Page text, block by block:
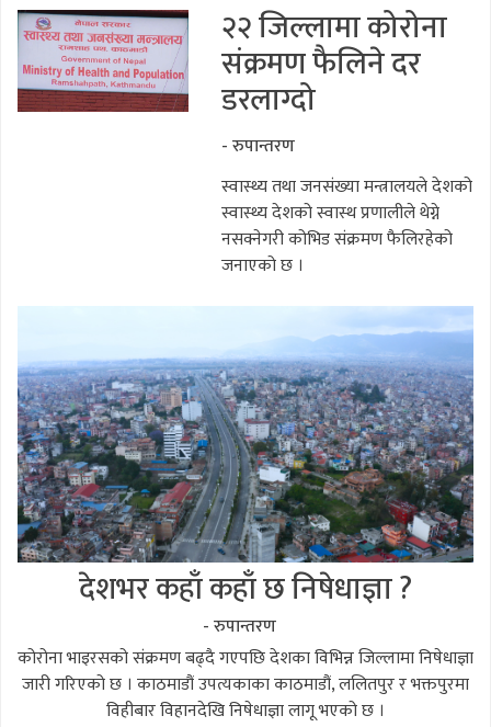
२२ जिल्लामा कोरोना
संक्रमण फैलिने दर
डरलाग्दो
- रुपान्तरण
स्वास्थ्य तथा जनसंख्या मन्त्रालयले देशको
स्वास्थ्य देशको स्वास्थ प्रणालीले थेग्ने
नसक्नेगरी कोभिड संक्रमण फैलिरहेको
जनाएको छ ।
देशभर कहाँ कहाँ छ निषेधाज्ञा ?
- रुपान्तरण
कोरोना भाइरसको संक्रमण बढ्दै गएपछि देशका विभिन्न जिल्लामा निषेधाज्ञा
जारी गरिएको छ । काठमाडौं उपत्यकाका काठमाडौं, ललितपुर र भक्तपुरमा
विहीबार विहानदेखि निषेधाज्ञा लागू भएको छ ।